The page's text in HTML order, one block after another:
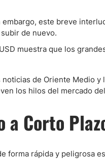
este breve
de nuevo.
muestra que los
de Oriente Medio y
los hilos del mercado
a Corto
forma rápida y peligrosa